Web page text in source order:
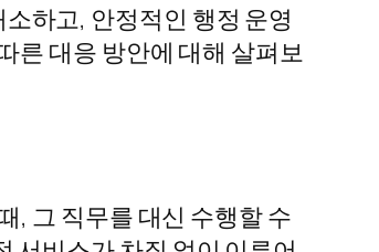
하고, 안정적인 행정 운영
른 대응 방안에 대해 살펴보
, 그 직무를 대신 수행할 수